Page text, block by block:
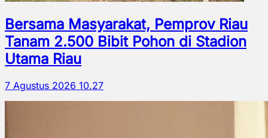
Bersama Masyarakat, Pemprov Riau
Tanam 2.500 Bibit Pohon di Stadion
Utama Riau
7 Agustus 2026 10.27